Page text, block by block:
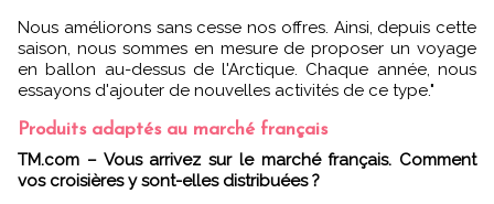
Nous améliorons sans cesse nos offres. Ainsi, depuis cette
saison, nous sommes en mesure de proposer un voyage
en ballon au-dessus de l'Arctique. Chaque année, nous
essayons d'ajouter de nouvelles activités de ce type."
Produits adaptés au marché français
TM.com – Vous arrivez sur le marché français. Comment
vos croisières y sont-elles distribuées ?